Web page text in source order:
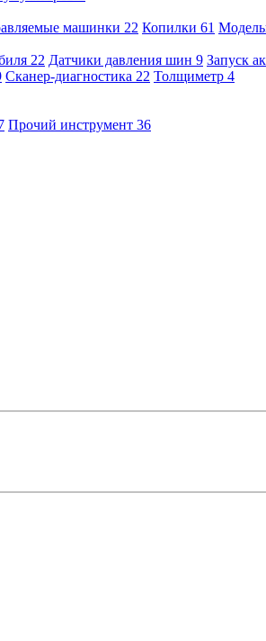
машинки 22 Копилки 61
22 Датчики давления шин 9 Запуск
Сканер-диагностика 22 Толщиметр 4
Прочий инструмент 36